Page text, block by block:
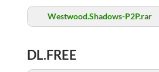
Westwood.Shadows-P2P.rar
DL.FREE